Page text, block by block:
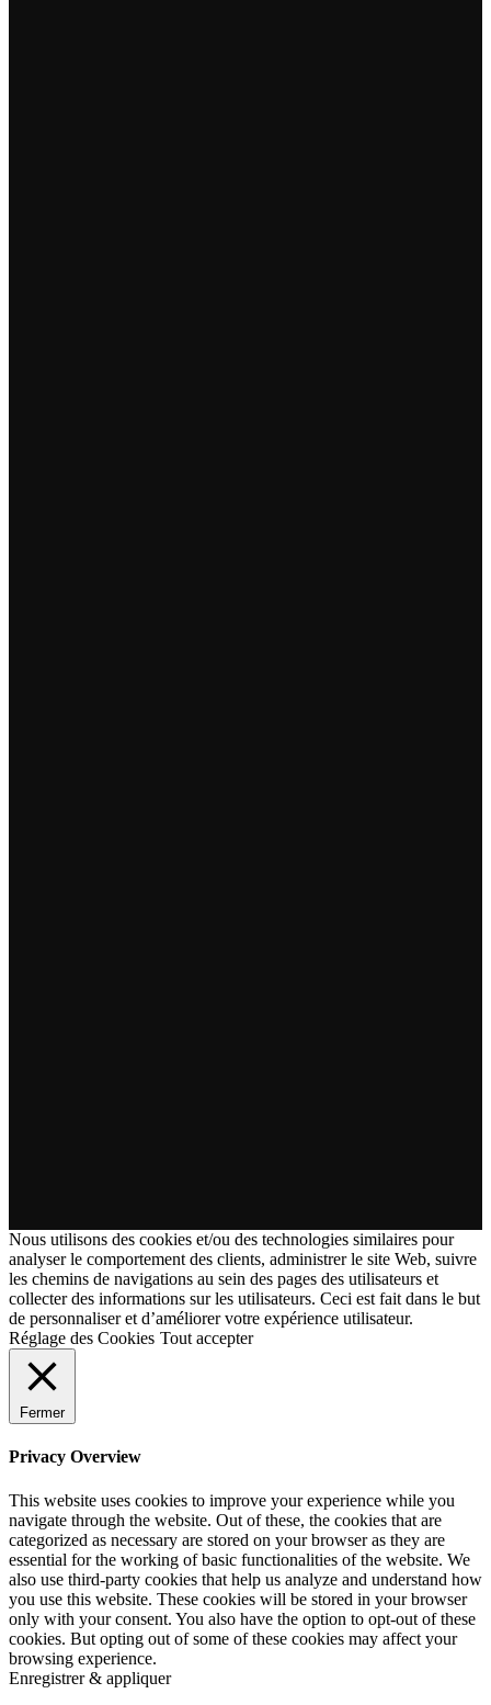
Nous utilisons des cookies et/ou des technologies similaires pour
analyser le comportement des clients, administrer le site Web, suivre
les chemins de navigations au sein des pages des utilisateurs et
collecter des informations sur les utilisateurs. Ceci est fait dans le but
de personnaliser et d’améliorer votre expérience utilisateur.
Réglage des Cookies Tout accepter
Fermer
Privacy Overview
This website uses cookies to improve your experience while you
navigate through the website. Out of these, the cookies that are
categorized as necessary are stored on your browser as they are
essential for the working of basic functionalities of the website. We
also use third-party cookies that help us analyze and understand how
you use this website. These cookies will be stored in your browser
only with your consent. You also have the option to opt-out of these
cookies. But opting out of some of these cookies may affect your
browsing experience.
Enregistrer & appliquer